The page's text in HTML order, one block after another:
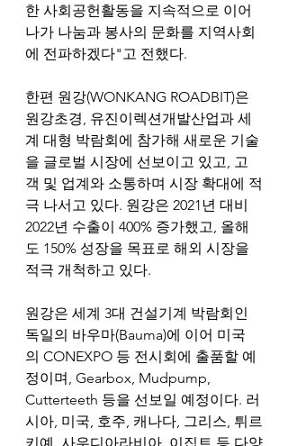
한 사회공헌활동을 지속적으로 이어
나가 나눔과 봉사의 문화를 지역사회
에 전파하겠다"고 전했다.
한편 원강(WONKANG ROADBIT)은
원강초경, 유진이렉션개발산업과 세
계 대형 박람회에 참가해 새로운 기술
을 글로벌 시장에 선보이고 있고, 고
객 및 업계와 소통하며 시장 확대에 적
극 나서고 있다. 원강은 2021년 대비
2022년 수출이 400% 증가했고, 올해
도 150% 성장을 목표로 해외 시장을
적극 개척하고 있다.
원강은 세계 3대 건설기계 박람회인
독일의 바우마(Bauma)에 이어 미국
의 CONEXPO 등 전시회에 출품할 예
정이며, Gearbox, Mudpump,
Cutterteeth 등을 선보일 예정이다. 러
시아, 미국, 호주, 캐나다, 그리스, 튀르